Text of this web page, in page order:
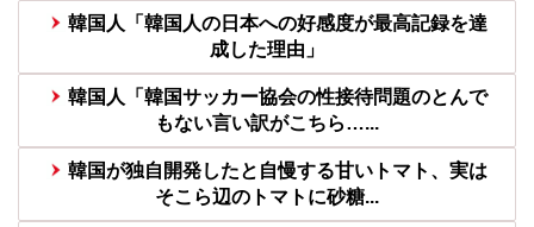
韓国人「韓国人の日本への好感度が最高記録を達
成した理由」
韓国人「韓国サッカー協会の性接待問題のとんで
もない言い訳がこちら…...
韓国が独自開発したと自慢する甘いトマト、実は
そこら辺のトマトに砂糖...